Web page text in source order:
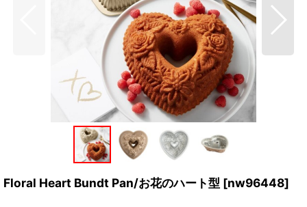
Floral Heart Bundt Pan/お花のハート型 [nw96448]